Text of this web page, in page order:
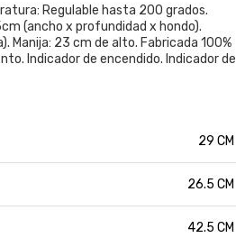
Regulable hasta 200 grados.
(ancho x profundidad x hondo).
Manija: 23 cm de alto. Fabricada 100%
Indicador de encendido. Indicador de
29 CM
26.5 CM
42.5 CM